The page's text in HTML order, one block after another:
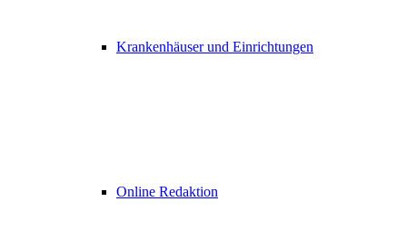
Krankenhäuser und Einrichtungen
Online Redaktion